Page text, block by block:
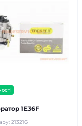
1E36F
213216